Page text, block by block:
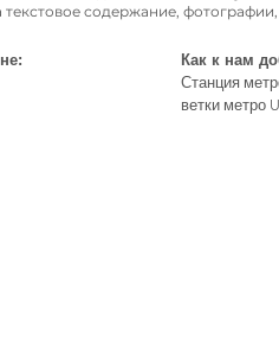
текстовое содержание,
Как к нам
Станция
ветки метро